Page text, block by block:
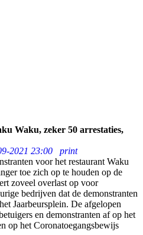
Waku, zeker 50 arrestaties,
2021 23:00
print
voor het restaurant Waku
toe zich op te houden op de
zoveel overlast op voor
bedrijven dat de demonstranten
Jaarbeursplein. De afgelopen
en demonstranten af op het
op het Coronatoegangsbewijs